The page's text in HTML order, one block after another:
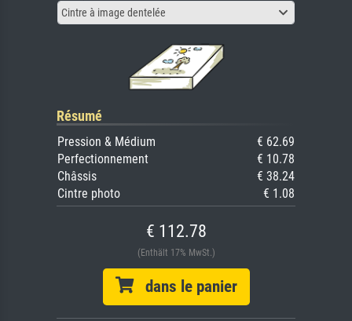
Cintre à image dentelée
Résumé
Pression & Médium
€ 62.69
Perfectionnement
€ 10.78
Châssis
€ 38.24
Cintre photo
€ 1.08
€ 112.78
(Enthält 17% MwSt.)
dans le panier